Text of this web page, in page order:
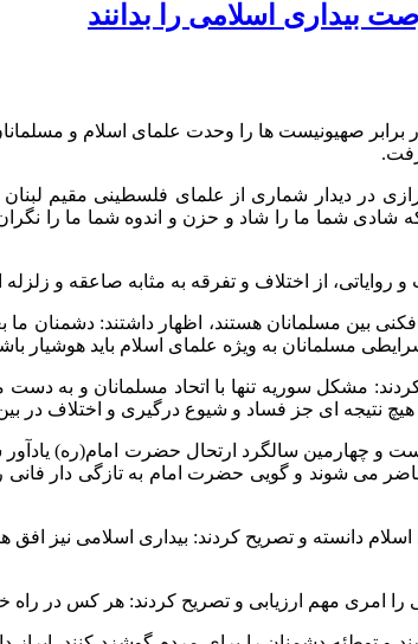
بیداری اسلامی را بدانند
برابر صهیونیست ها را وحدت علمای اسلام و
در دیدار شماری از علمای فلسطینی مقیم
شما ما را شاد و حزن و اندوه شما ما را
از اختلاف و تفرقه به مثابه صاعقه و زلزله
افکنی بین مسلمانان هستند، اظهار داشتند:
مسلمانان به ویژه علمای اسلام باید هوشیار
مشکل سوریه تنها با اتحاد مسلمانان و به
نتیجه ای جز فساد و شیوع درگیری و اختلاف در
و چهارمین سالگرد ارتحال حضرت امام(ره)
می شوند و گویی حضرت امام به تازگی دار
دانسته و تصریح کردند: بیداری اسلامی نیز
را امری مهم ارزیابی و تصریح کردند: هر کس در